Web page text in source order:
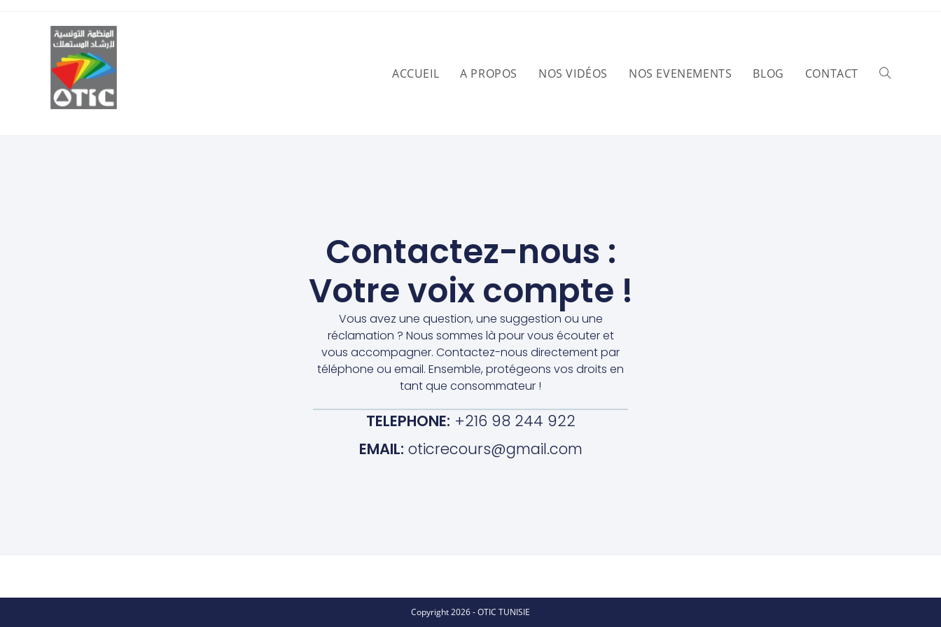
ACCUEIL A PROPOS NOS VIDÉOS NOS EVENEMENTS BLOG CONTACT
Contactez-nous :
Votre voix compte !
Vous avez une question, une suggestion ou une
réclamation ? Nous sommes là pour vous écouter et
vous accompagner. Contactez-nous directement par
téléphone ou email. Ensemble, protégeons vos droits en
tant que consommateur !
TELEPHONE: +216 98 244 922
EMAIL: oticrecours@gmail.com
Copyright 2026 - OTIC TUNISIE